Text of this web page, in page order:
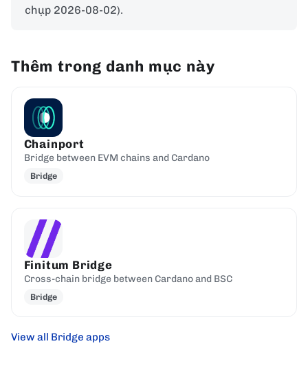
chụp 2026-08-02).
Thêm trong danh mục này
Chainport
Bridge between EVM chains and Cardano
Bridge
Finitum Bridge
Cross-chain bridge between Cardano and BSC
Bridge
View all Bridge apps